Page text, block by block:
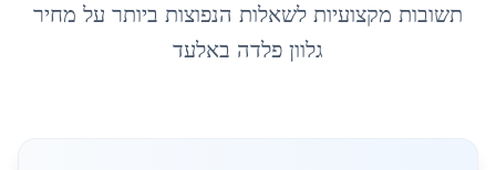
תשובות מקצועיות לשאלות הנפוצות ביותר על מחיר
גלוון פלדה באלעד